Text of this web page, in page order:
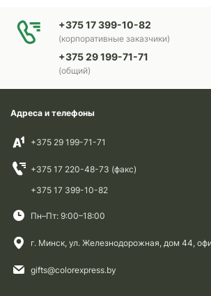
+375 17 399-10-82
(корпоративные заказчики)
+375 29 199-71-71
(общий)
Адреса и телефоны
+375 29 199-71-71
+375 17 220-48-73 (факс)
+375 17 399-10-82
Пн–Пт: 9:00–18:00
г. Минск, ул. Железнодорожная, дом 44,
gifts@colorexpress.by